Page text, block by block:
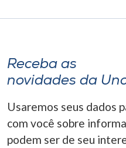
Receba as
novidades da
Usaremos seus dados
com você sobre
podem ser de seu